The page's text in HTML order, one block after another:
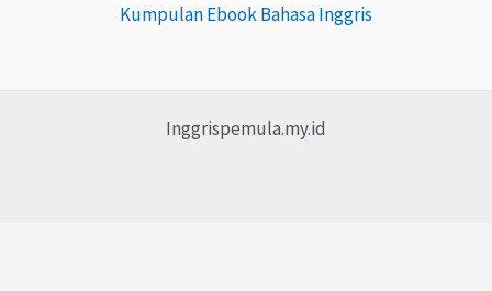
Kumpulan Ebook Bahasa Inggris
Inggrispemula.my.id